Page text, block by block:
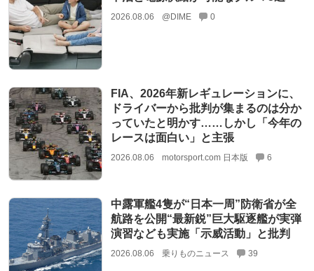
2026.08.06 @DIME 0
FIA、2026年新レギュレーションに、
ドライバーから批判が集まるのは分か
っていたと明かす……しかし「今年の
レースは面白い」と主張
2026.08.06 motorsport.com 日本版 6
中露軍艦4隻が“日本一周”防衛省が全
航路を公開“最新鋭”巨大駆逐艦が実弾
演習なども実施「示威活動」と批判
2026.08.06 乗りものニュース 39